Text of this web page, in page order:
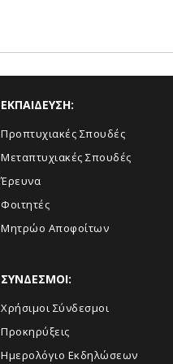
ΕΚΠΑΙΔΕΥΣΗ:
Προπτυχιακές Σπουδές
Μεταπτυχιακές Σπουδές
Έρευνα
Φοιτητές
Μητρώο Αποφοίτων
ΣΥΝΔΕΣΜΟΙ:
Χρήσιμοι Σύνδεσμοι
Προκηρύξεις
Ημερολόγιο Εκδηλώσεων